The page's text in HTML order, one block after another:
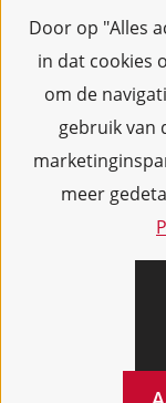
Door op "Alles
in dat cookies
om de
gebruik van
meer